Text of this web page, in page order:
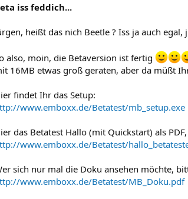
iss feddich...
heißt das nich Beetle ? Iss ja auch
also, moin, die Betaversion ist fertig
16MB etwas groß geraten, aber da müßt
findet Ihr das Setup:
www.emboxx.de/Betatest/mb_setup.exe
das Betatest Hallo (mit Quickstart) als
www.emboxx.de/Betatest/
sich nur mal die Doku ansehen möchte,
www.emboxx.de/Betatest/MB_Doku.pdf